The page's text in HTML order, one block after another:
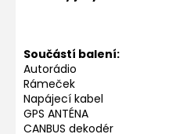
Součástí balení:
Autorádio
Rámeček
Napájecí kabel
GPS ANTÉNA
CANBUS dekodér